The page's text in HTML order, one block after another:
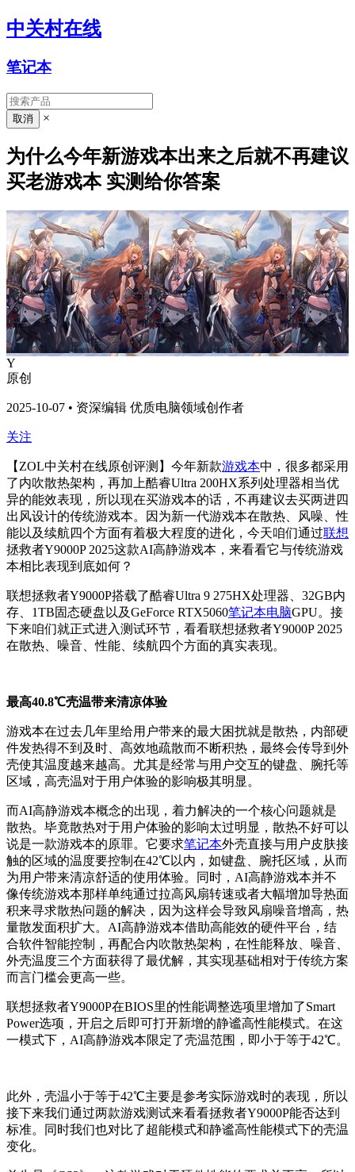
中关村在线
笔记本
×
为什么今年新游戏本出来之后就不再建议
买老游戏本 实测给你答案
Y
原创
2025-10-07 • 资深编辑 优质电脑领域创作者
关注
【ZOL中关村在线原创评测】今年新款游戏本中，很多都采用
了内吹散热架构，再加上酷睿Ultra 200HX系列处理器相当优
异的能效表现，所以现在买游戏本的话，不再建议去买两进四
出风设计的传统游戏本。因为新一代游戏本在散热、风噪、性
能以及续航四个方面有着极大程度的进化，今天咱们通过联想
拯救者Y9000P 2025这款AI高静游戏本，来看看它与传统游戏
本相比表现到底如何？
联想拯救者Y9000P搭载了酷睿Ultra 9 275HX处理器、32GB内
存、1TB固态硬盘以及GeForce RTX5060笔记本电脑GPU。接
下来咱们就正式进入测试环节，看看联想拯救者Y9000P 2025
在散热、噪音、性能、续航四个方面的真实表现。
最高40.8℃壳温带来清凉体验
游戏本在过去几年里给用户带来的最大困扰就是散热，内部硬
件发热得不到及时、高效地疏散而不断积热，最终会传导到外
壳使其温度越来越高。尤其是经常与用户交互的键盘、腕托等
区域，高壳温对于用户体验的影响极其明显。
而AI高静游戏本概念的出现，着力解决的一个核心问题就是
散热。毕竟散热对于用户体验的影响太过明显，散热不好可以
说是一款游戏本的原罪。它要求笔记本外壳直接与用户皮肤接
触的区域的温度要控制在42℃以内，如键盘、腕托区域，从而
为用户带来清凉舒适的使用体验。同时，AI高静游戏本并不
像传统游戏本那样单纯通过拉高风扇转速或者大幅增加导热面
积来寻求散热问题的解决，因为这样会导致风扇噪音增高，热
量散发面积扩大。AI高静游戏本借助高能效的硬件平台，结
合软件智能控制，再配合内吹散热架构，在性能释放、噪音、
外壳温度三个方面获得了最优解，其实现基础相对于传统方案
而言门槛会更高一些。
联想拯救者Y9000P在BIOS里的性能调整选项里增加了Smart
Power选项，开启之后即可打开新增的静谧高性能模式。在这
一模式下，AI高静游戏本限定了壳温范围，即小于等于42℃。
此外，壳温小于等于42℃主要是参考实际游戏时的表现，所以
接下来我们通过两款游戏测试来看看拯救者Y9000P能否达到
标准。同时我们也对比了超能模式和静谧高性能模式下的壳温
变化。